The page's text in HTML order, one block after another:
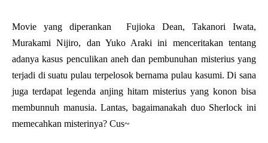
Movie yang diperankan
Fujioka Dean, Takanori Iwata,
Murakami Nijiro, dan Yuko Araki ini menceritakan tentang
adanya kasus penculikan aneh dan pembunuhan misterius yang
terjadi di suatu pulau terpelosok bernama pulau kasumi. Di sana
juga terdapat legenda anjing hitam misterius yang konon bisa
membunnuh manusia. Lantas, bagaimanakah duo Sherlock ini
memecahkan misterinya? Cus~